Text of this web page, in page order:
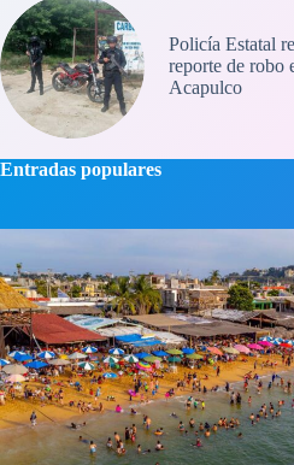
Policía Estatal
reporte de robo
Acapulco
Entradas populares